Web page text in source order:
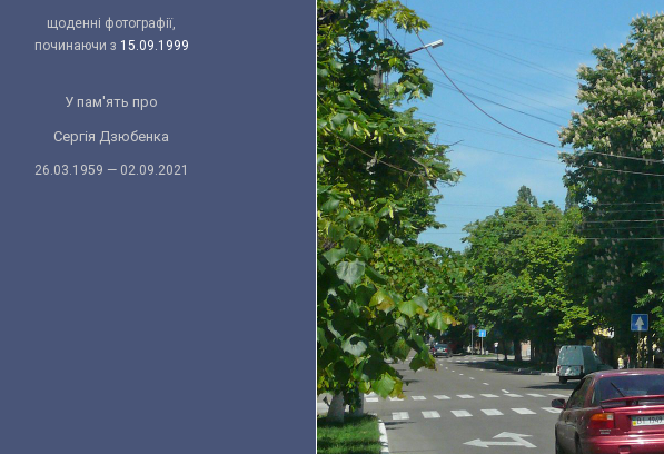
щоденні фотографії,
починаючи з 15.09.1999
У пам'ять про
Сергія Дзюбенка
26.03.1959 — 02.09.2021